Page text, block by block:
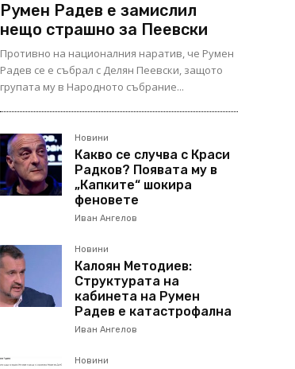
Румен Радев е замислил
нещо страшно за Пеевски
Противно на националния наратив, че Румен
Радев се е събрал с Делян Пеевски, защото
групата му в Народното събрание...
Новини
Какво се случва с Краси
Радков? Появата му в
„Капките“ шокира
феновете
Иван Ангелов
Новини
Калоян Методиев:
Структурата на
кабинета на Румен
Радев е катастрофална
Иван Ангелов
Новини